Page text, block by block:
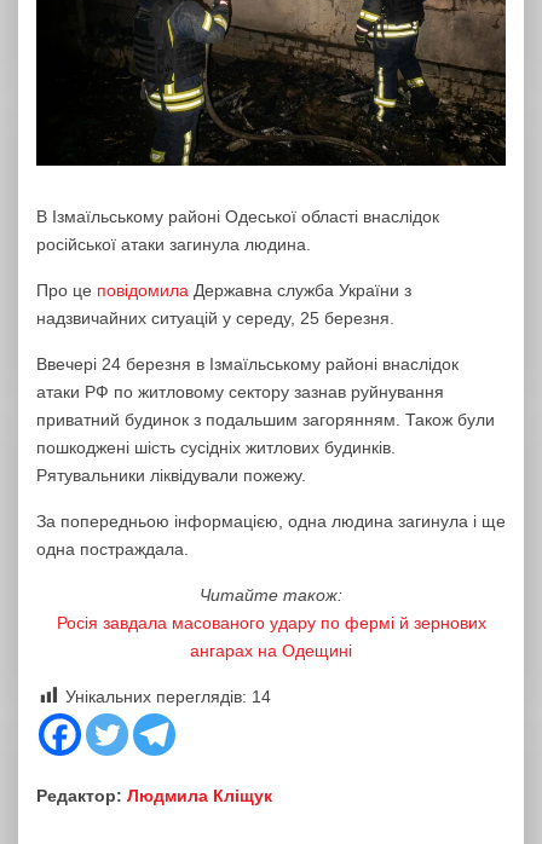
В Ізмаїльському районі Одеської області внаслідок
російської атаки загинула людина.
Про це повідомила Державна служба України з
надзвичайних ситуацій у середу, 25 березня.
Ввечері 24 березня в Ізмаїльському районі внаслідок
атаки РФ по житловому сектору зазнав руйнування
приватний будинок з подальшим загорянням. Також були
пошкоджені шість сусідніх житлових будинків.
Рятувальники ліквідували пожежу.
За попередньою інформацією, одна людина загинула і ще
одна постраждала.
Читайте також:
Росія завдала масованого удару по фермі й зернових
ангарах на Одещині
Унікальних переглядів: 14
Редактор: Людмила Кліщук